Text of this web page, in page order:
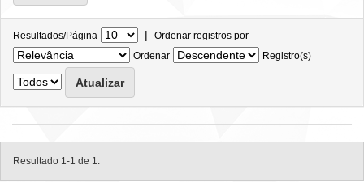
Resultados/Página | Ordenar registros por
Ordenar
Registro(s)
Resultado 1-1 de 1.